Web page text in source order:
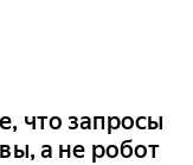
что запросы
а не робот